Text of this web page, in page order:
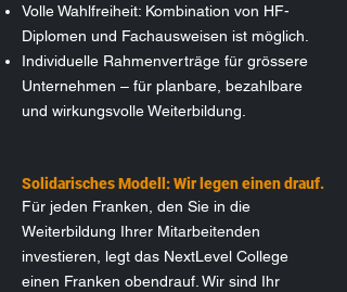
Volle Wahlfreiheit: Kombination von HF-
Diplomen und Fachausweisen ist möglich.
Individuelle Rahmenverträge für grössere
Unternehmen – für planbare, bezahlbare
und wirkungsvolle Weiterbildung.
Solidarisches Modell: Wir legen einen drauf.
Für jeden Franken, den Sie in die
Weiterbildung Ihrer Mitarbeitenden
investieren, legt das NextLevel College
einen Franken obendrauf. Wir sind Ihr